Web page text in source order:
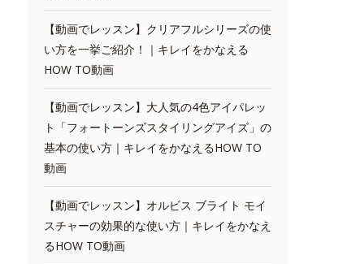
【動画でレッスン】クリアフルシリーズの使
い方を一挙ご紹介！｜キレイをかなえる
HOW TO動画
【動画でレッスン】大人気の4色アイパレッ
ト「フォートーンズスタイリングアイズ」の
基本の使い方｜キレイをかなえるHOW TO
動画
【動画でレッスン】オルビス ブライト モイ
スチャーの効果的な使い方｜キレイをかなえ
るHOW TO動画